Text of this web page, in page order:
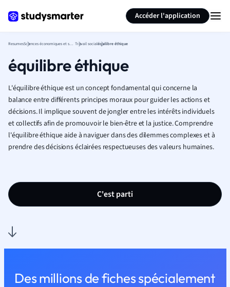
Accéder l'application
Resumes Sciences économiques et sociales Travail socialéquilibre éthique
équilibre éthique
L'équilibre éthique est un concept fondamental qui concerne la
balance entre différents principes moraux pour guider les actions et
décisions. Il implique souvent de jongler entre les intérêts individuels
et collectifs afin de promouvoir le bien-être et la justice. Comprendre
l'équilibre éthique aide à naviguer dans des dilemmes complexes et à
prendre des décisions éclairées respectueuses des valeurs humaines.
C'est parti
Des millions de fiches spécialement
Résumer la page